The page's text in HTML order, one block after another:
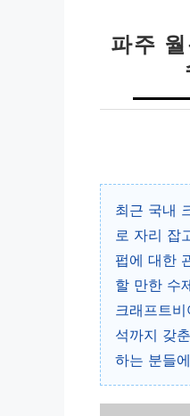
파주
최근 국내
로 자리 잡
펍에 대한
할 만한 수
크래프트
석까지 갖
하는 분들